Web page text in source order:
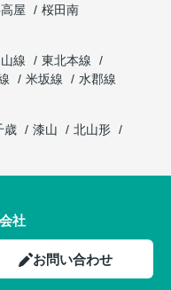
屋
桜田南
線
東北本線
米坂線
水郡線
歳 漆山
北山形
社
お問い合わせ